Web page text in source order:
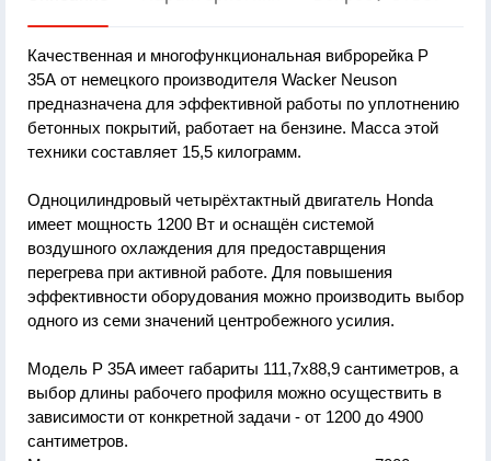
Качественная и многофункциональная виброрейка P
35A от немецкого производителя Wacker Neuson
предназначена для эффективной работы по уплотнению
бетонных покрытий, работает на бензине. Масса этой
техники составляет 15,5 килограмм.
Одноцилиндровый четырёхтактный двигатель Honda
имеет мощность 1200 Вт и оснащён системой
воздушного охлаждения для предоставрщения
перегрева при активной работе. Для повышения
эффективности оборудования можно производить выбор
одного из семи значений центробежного усилия.
Модель P 35A имеет габариты 111,7х88,9 сантиметров, а
выбор длины рабочего профиля можно осуществить в
зависимости от конкретной задачи - от 1200 до 4900
сантиметров.